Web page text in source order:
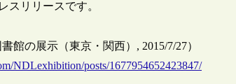
スリリースです。
館の展示（東京・関西）, 2015/7/27）
NDLexhibition/posts/1677954652423847/